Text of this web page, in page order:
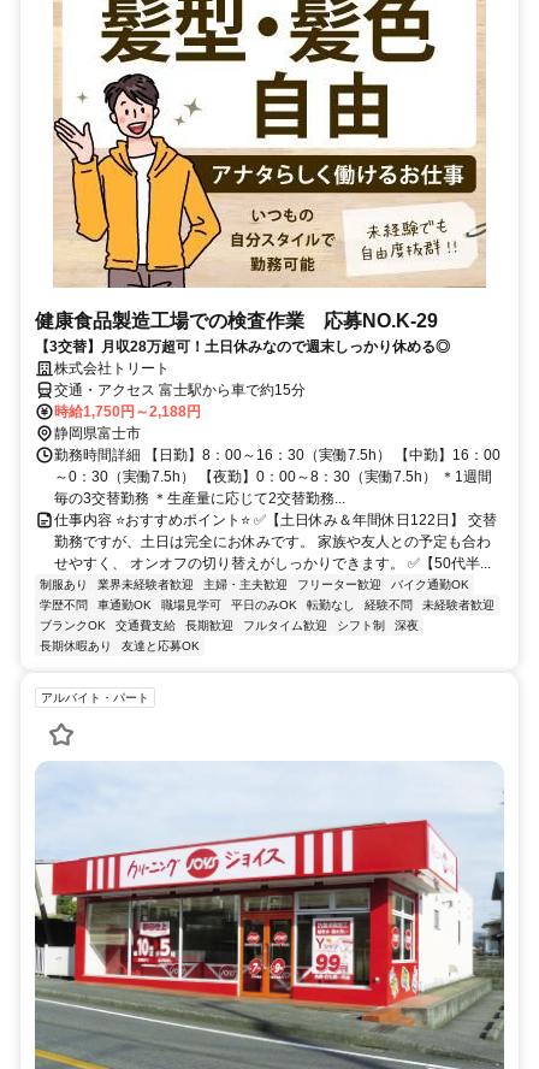
健康食品製造工場での検査作業 応募NO.K-29
【3交替】月収28万超可！土日休みなので週末しっかり休める◎
株式会社トリート
交通・アクセス 富士駅から車で約15分
時給1,750円～2,188円
静岡県富士市
勤務時間詳細 【日勤】8：00～16：30（実働7.5h） 【中勤】16：00
～0：30（実働7.5h） 【夜勤】0：00～8：30（実働7.5h） ＊1週間
毎の3交替勤務 ＊生産量に応じて2交替勤務...
仕事内容 ⭐おすすめポイント⭐ ✅【土日休み＆年間休日122日】 交替
勤務ですが、土日は完全にお休みです。 家族や友人との予定も合わ
せやすく、 オンオフの切り替えがしっかりできます。 ✅【50代半...
制服あり 業界未経験者歓迎 主婦・主夫歓迎 フリーター歓迎
バイク通勤OK
学歴不問
車通勤OK 職場見学可 平日のみOK 転勤なし 経験不問
未経験者歓迎
ブランクOK
交通費支給 長期歓迎 フルタイム歓迎 シフト制
深夜
長期休暇あり
友達と応募OK
アルバイト・パート